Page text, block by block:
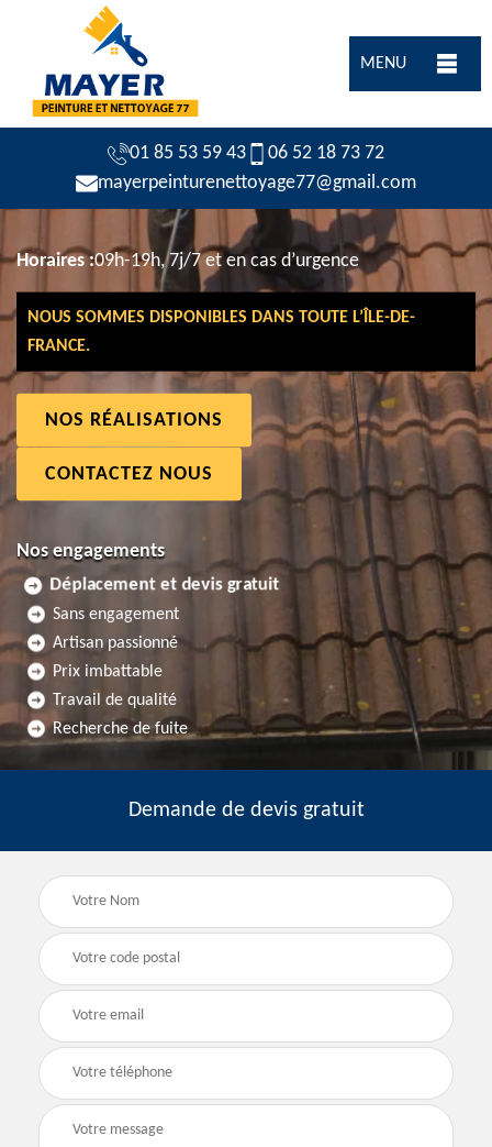
MENU
01 85 53 59 43
06 52 18 73 72
mayerpeinturenettoyage77@gmail.com
Horaires :09h-19h, 7j/7 et en cas d’urgence
NOUS SOMMES DISPONIBLES DANS TOUTE L’ÎLE-DE-
FRANCE.
NOS RÉALISATIONS
CONTACTEZ NOUS
Nos engagements
Déplacement et devis gratuit
Sans engagement
Artisan passionné
Prix imbattable
Travail de qualité
Recherche de fuite
Demande de devis gratuit